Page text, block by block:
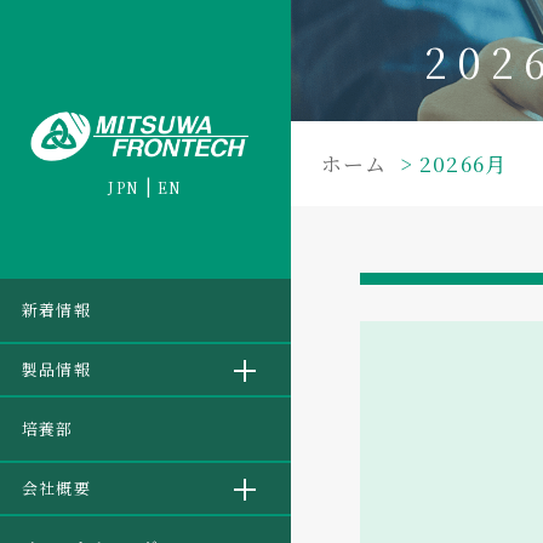
JPN EN
新着情報
製品情報
培養部
会社概要
ホーム 20266月